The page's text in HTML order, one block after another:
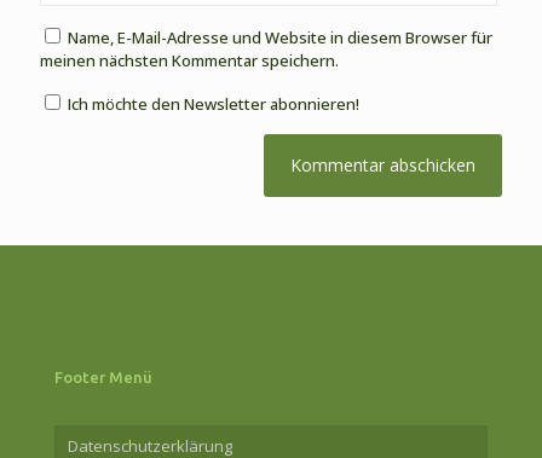
Name, E-Mail-Adresse und Website in diesem Browser für
meinen nächsten Kommentar speichern.
Ich möchte den Newsletter abonnieren!
Footer Menü
Datenschutzerklärung